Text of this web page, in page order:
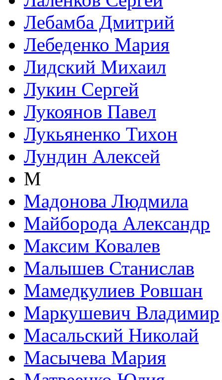
Лебамба Дмитрий
Лебеденко Мария
Лидский Михаил
Лукин Сергей
Лукоянов Павел
Лукьяненко Тихон
Лундин Алексей
М
Мадонова Людмила
Майборода Александр
Максим Ковалев
Малышев Станислав
Мамедкулиев Ровшан
Маркушевич Владимир
Масальский Николай
Масычева Мария